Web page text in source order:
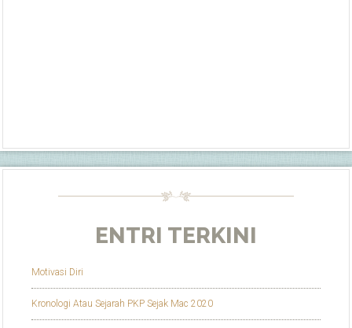
ENTRI TERKINI
Motivasi Diri
Kronologi Atau Sejarah PKP Sejak Mac 2020